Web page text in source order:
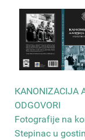
КANONIZACIJA
ODGOVORI
Fotografije na
Stepinac u